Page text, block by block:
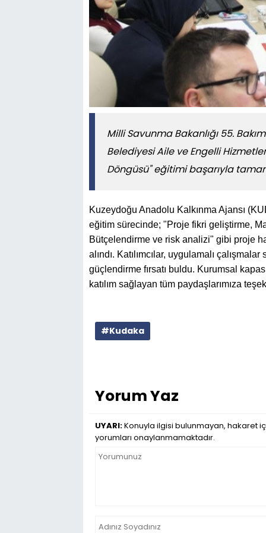
Milli Savunma Bakanlığı 55.
Belediyesi Aile ve Engelli
Döngüsü" eğitimi başarıyla
Kuzeydoğu Anadolu Kalkınma Ajansı
eğitim sürecinde; "Proje fikri geliştirme,
Bütçelendirme ve risk analizi" gibi proje
alındı. Katılımcılar, uygulamalı
güçlendirme fırsatı buldu. Kurumsal
katılım sağlayan tüm paydaşlarımıza
#Kudaka
Yorum Yaz
UYARI:Konuyla ilgisi bulunmayan, hakaret
yorumları onaylanmamaktadır.